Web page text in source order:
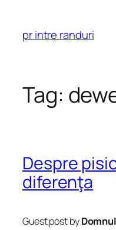
content
pr intre randuri
Tag:
Despre
diferenţa
Guest post by